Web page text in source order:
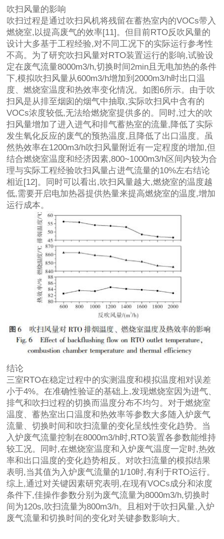
吹扫风量的影响
吹扫过程是通过吹扫风机将残留在蓄热室内的VOCs带入
燃烧室,以提高废气的效率[11]。但目前RTO反吹风量的
设计大多基于工程经验,对不同工况下的实际运行参考性
不高。为了研究吹扫风量对RTO装置运行的影响,试验设
定在废气流量8000m3/h,切换时间2min且无电加热的条件
下,模拟吹扫风量从600m3/h增加到2000m3/h时出口温
度、燃烧室温度和热效率变化情况。如图6所示。由于吹
扫风是从排至烟囱的烟气中抽取,实际吹扫风中含有的
VOCs浓度较低,无法给燃烧室提供多的。同时,过大的吹
扫风量增加了进入进气和排气蓄热室的流量,降低了实际
发生氧化反应的废气的预热温度,且降低了出口温度。虽
然热效率在1200m3/h吹扫风量附近有一定程度的增加,但
结合燃烧室温度和经济因素,800~1000m3/h区间内较为合
理与实际工程经验吹扫风量占进气流量的10%左右结论
相近[12]。同时可以看出,吹扫风量越大,燃烧室的温度越
低,需要开启电加热器提供热量来提高燃烧室的温度,增加
运行成本。
结论
三室RTO在稳定过程中的实测温度和模拟温度相对误差
小于4%。在准确性验证的基础上,发现燃烧室因为进气、
排气和吹扫过程的切换而温度分布不均匀。对于燃烧室
温度、蓄热室出口温度和热效率等参数大多随入炉废气
流量、切换时间和吹扫流量的变化呈线性变化趋势。当
入炉废气流量控制在8000m3/h时,RTO装置各参数能维持
较工况。同时,在燃烧室温度和入炉废气温度一定时,热效
率和出口温度的变化趋势相反。对吹扫流量的模拟结果
表明,当其值为入炉废气流量的1/10时,有利于RTO运行。
综上,通过对关键因素研究表明,在现有VOCs成分和浓度
条件下,佳操作参数分别为废气流量为8000m3/h,切换时
间为120s,吹扫流量为800m3/h。且相对于吹扫风量,入炉
废气流量和切换时间的变化对关键参数影响大。